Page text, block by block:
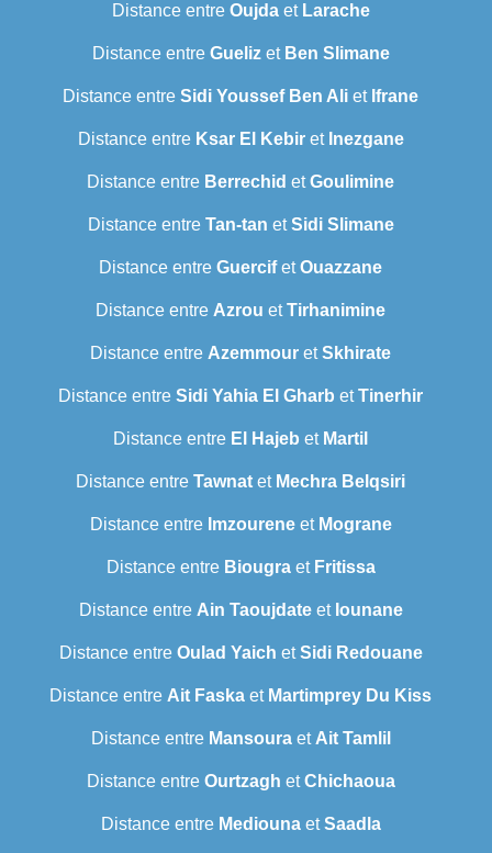
Distance entre Oujdaet Larache
Distance entre Guelizet Ben Slimane
Distance entre Sidi Youssef Ben Ali et Ifrane
Distance entre Ksar El Kebiret Inezgane
Distance entre Berrechid etGoulimine
Distance entre Tan-tan etSidi Slimane
Distance entre GuercifetOuazzane
Distance entre Azrou etTirhanimine
Distance entre Azemmour etSkhirate
Distance entre Sidi Yahia El Gharb etTinerhir
Distance entre El Hajeb et Martil
Distance entre Tawnat et Mechra Belqsiri
Distance entre Imzoureneet Mograne
Distance entre Biougraet Fritissa
Distance entre Ain Taoujdateet Iounane
Distance entre Oulad Yaich etSidi Redouane
Distance entre Ait Faska et Martimprey Du Kiss
Distance entre Mansouraet Ait Tamlil
Distance entre Ourtzagh etChichaoua
Distance entre MediounaetSaadla